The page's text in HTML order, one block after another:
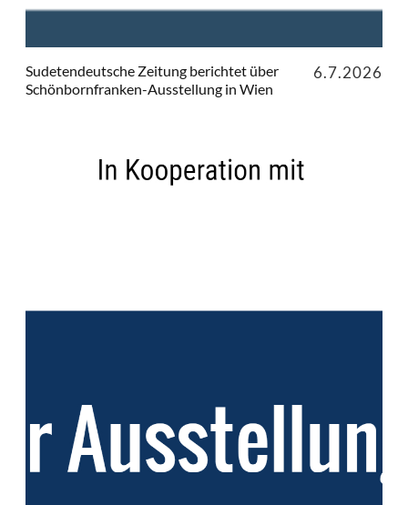
Sudetendeutsche Zeitung berichtet über
Schönbornfranken-Ausstellung in Wien
6.7.2026